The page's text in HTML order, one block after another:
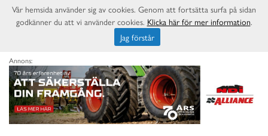
Annons:
Vår hemsida använder sig av cookies. Genom att fortsätta surfa på sidan
godkänner du att vi använder cookies. Klicka här för mer information.
Jag förstår